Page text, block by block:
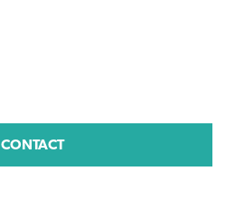
CONTACT